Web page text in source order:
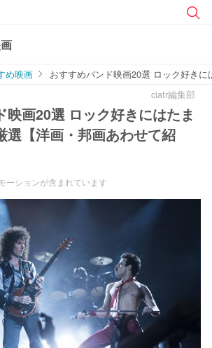
め映画
おすすめバンド映画20選 ロック好き
ciatr編集部
映画20選 ロック好きにはたま
選【洋画・邦画あわせて紹
ーションが含まれています